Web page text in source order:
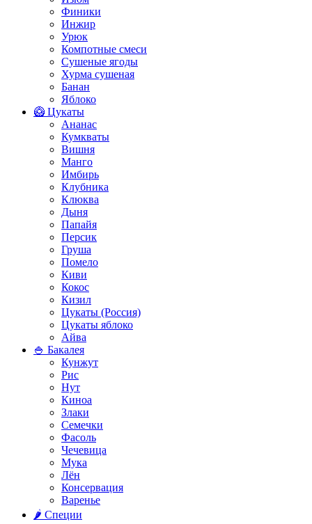
Финики
Инжир
Урюк
Компотные смеси
Сушеные ягоды
Хурма сушеная
Банан
Яблоко
🥝 Цукаты
Ананас
Кумкваты
Вишня
Манго
Имбирь
Клубника
Клюква
Дыня
Папайя
Персик
Груша
Помело
Киви
Кокос
Кизил
Цукаты (Россия)
Цукаты яблоко
Айва
🍚 Бакалея
Кунжут
Рис
Нут
Киноа
Злаки
Семечки
Фасоль
Чечевица
Мука
Лён
Консервация
Варенье
🌶️ Специи